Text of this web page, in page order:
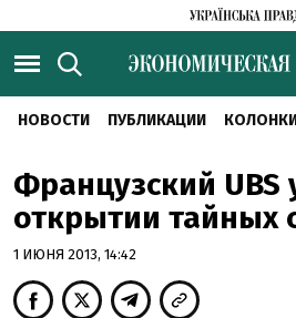
НОВОСТИ ПУБЛИКАЦИИ
Французский UBS
открытии тайных
1 ИЮНЯ 2013, 14:42